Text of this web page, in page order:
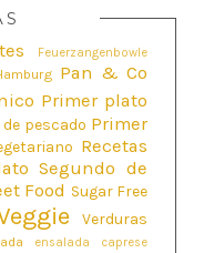
Feuerzangenbowle
Pan & Co
Primer plato
pescado Primer
Recetas
Segundo de
Food Sugar Free
Verduras
ensalada caprese